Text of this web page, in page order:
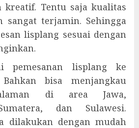
kreatif. Tentu saja kualitas
sangat terjamin. Sehingga
lisplang sesuai dengan
pemesanan lisplang ke
bisa menjangkau
di area Jawa,
dan Sulawesi.
dilakukan dengan mudah